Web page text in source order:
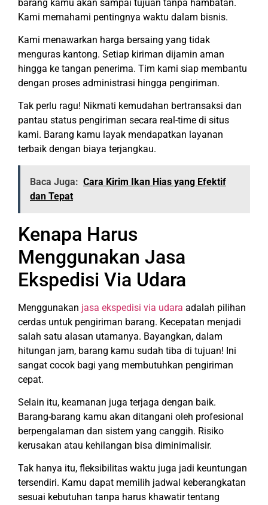
barang kamu akan sampai tujuan tanpa hambatan.
Kami memahami pentingnya waktu dalam bisnis.
Kami menawarkan harga bersaing yang tidak
menguras kantong. Setiap kiriman dijamin aman
hingga ke tangan penerima. Tim kami siap membantu
dengan proses administrasi hingga pengiriman.
Tak perlu ragu! Nikmati kemudahan bertransaksi dan
pantau status pengiriman secara real-time di situs
kami. Barang kamu layak mendapatkan layanan
terbaik dengan biaya terjangkau.
Baca Juga: Cara Kirim Ikan Hias yang Efektif
dan Tepat
Kenapa Harus
Menggunakan Jasa
Ekspedisi Via Udara
Menggunakan jasa ekspedisi via udara adalah pilihan
cerdas untuk pengiriman barang. Kecepatan menjadi
salah satu alasan utamanya. Bayangkan, dalam
hitungan jam, barang kamu sudah tiba di tujuan! Ini
sangat cocok bagi yang membutuhkan pengiriman
cepat.
Selain itu, keamanan juga terjaga dengan baik.
Barang-barang kamu akan ditangani oleh profesional
berpengalaman dan sistem yang canggih. Risiko
kerusakan atau kehilangan bisa diminimalisir.
Tak hanya itu, fleksibilitas waktu juga jadi keuntungan
tersendiri. Kamu dapat memilih jadwal keberangkatan
sesuai kebutuhan tanpa harus khawatir tentang